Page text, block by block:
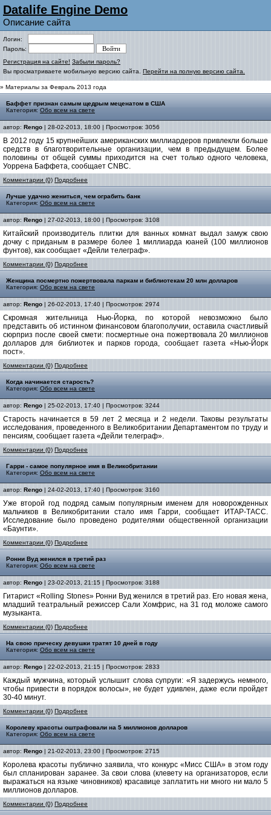
Datalife Engine Demo
Описание сайта
Логин:
Пароль:
Регистрация на сайте! Забыли пароль?
Вы просматриваете мобильную версию сайта. Перейти на полную версию сайта.
» Материалы за Февраль 2013 года
Баффет признан самым щедрым меценатом в США
Категория: Обо всем на свете
автор: Rengo | 28-02-2013, 18:00 | Просмотров: 3056
В 2012 году 15 крупнейших американских миллиардеров привлекли больше
средств в благотворительные организации, чем в предыдущем. Более
половины от общей суммы приходится на счет только одного человека,
Уоррена Баффета, сообщает CNBC.
Комментарии (0) Подробнее
Лучше удачно жениться, чем ограбить банк
Категория: Обо всем на свете
автор: Rengo | 27-02-2013, 18:00 | Просмотров: 3108
Китайский производитель плитки для ванных комнат выдал замуж свою
дочку с приданым в размере более 1 миллиарда юаней (100 миллионов
фунтов), как сообщает «Дейли телеграф».
Комментарии (0) Подробнее
Женщина посмертно пожертвовала паркам и библиотекам 20 млн долларов
Категория: Обо всем на свете
автор: Rengo | 26-02-2013, 17:40 | Просмотров: 2974
Скромная жительница Нью-Йорка, по которой невозможно было
представить об истинном финансовом благополучии, оставила счастливый
сюрприз после своей смети: посмертные она пожертвовала 20 миллионов
долларов для библиотек и парков города, сообщает газета «Нью-Йорк
пост».
Комментарии (0) Подробнее
Когда начинается старость?
Категория: Обо всем на свете
автор: Rengo | 25-02-2013, 17:40 | Просмотров: 3244
Старость начинается в 59 лет 2 месяца и 2 недели. Таковы результаты
исследования, проведенного в Великобритании Департаментом по труду и
пенсиям, сообщает газета «Дейли телеграф».
Комментарии (0) Подробнее
Гарри - самое популярное имя в Великобритании
Категория: Обо всем на свете
автор: Rengo | 24-02-2013, 17:40 | Просмотров: 3160
Уже второй год подряд самым популярным именем для новорожденных
мальчиков в Великобритании стало имя Гарри, сообщает ИТАР-ТАСС.
Исследование было проведено родителями общественной организации
«Баунти».
Комментарии (0) Подробнее
Ронни Вуд женился в третий раз
Категория: Обо всем на свете
автор: Rengo | 23-02-2013, 21:15 | Просмотров: 3188
Гитарист «Rolling Stones» Ронни Вуд женился в третий раз. Его новая жена,
младший театральный режиссер Сали Хомфрис, на 31 год моложе самого
музыканта.
Комментарии (0) Подробнее
На свою прическу девушки тратят 10 дней в году
Категория: Обо всем на свете
автор: Rengo | 22-02-2013, 21:15 | Просмотров: 2833
Каждый мужчина, который услышит слова супруги: «Я задержусь немного,
чтобы привести в порядок волосы», не будет удивлен, даже если пройдет
30-40 минут.
Комментарии (0) Подробнее
Королеву красоты оштрафовали на 5 миллионов долларов
Категория: Обо всем на свете
автор: Rengo | 21-02-2013, 23:00 | Просмотров: 2715
Королева красоты публично заявила, что конкурс «Мисс США» в этом году
был спланирован заранее. За свои слова (клевету на организаторов, если
выражаться на языке чиновников) красавице заплатить ни много ни мало 5
миллионов долларов.
Комментарии (0) Подробнее